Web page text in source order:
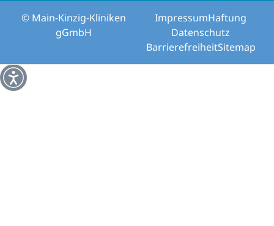
© Main-Kinzig-Kliniken
gGmbH
ImpressumHaftung
Datenschutz
BarrierefreiheitSitemap
Weitere Informationen über den gesperrten Inhalt.